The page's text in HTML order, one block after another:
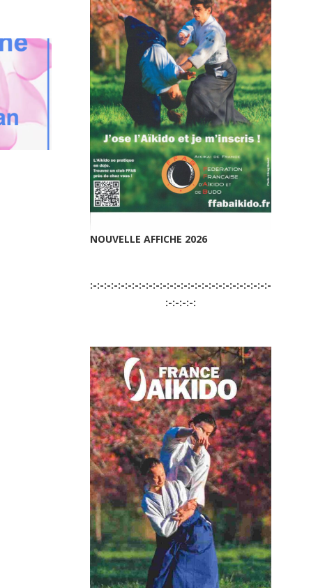
NOUVELLE AFFICHE 2026
:-:-:-:-:-:-:-:-:-:-:-:-:-:-:-:-:-:-:-:-:-:-:-:-:-:-
:-:-:-:-: